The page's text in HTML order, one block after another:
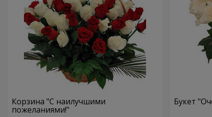
Корзина "С наилучшими
пожеланиями!"
Букет